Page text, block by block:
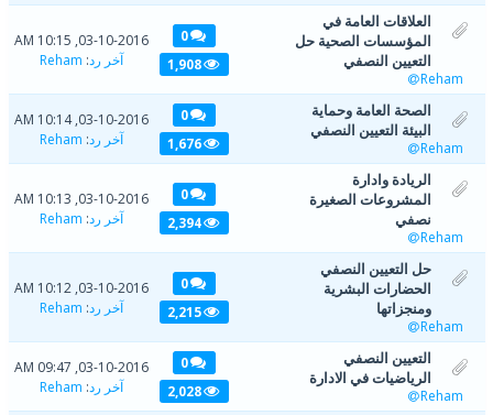
العلاقات العامة في
المؤسسات الصحية حل
التعيين النصفي
Reham
0
1,908
03-10-2016, 10:15 AM
آخر رد:
Reham
الصحة العامة وحماية
البيئة التعيين النصفي
Reham
0
1,676
03-10-2016, 10:14 AM
آخر رد:
Reham
الريادة وادارة
المشروعات الصغيرة
نصفي
Reham
0
2,394
03-10-2016, 10:13 AM
آخر رد:
Reham
حل التعيين النصفي
الحضارات البشرية
ومنجزاتها
Reham
0
2,215
03-10-2016, 10:12 AM
آخر رد:
Reham
التعيين النصفي
الرياضيات في الادارة
Reham
0
2,028
03-10-2016, 09:47 AM
آخر رد:
Reham